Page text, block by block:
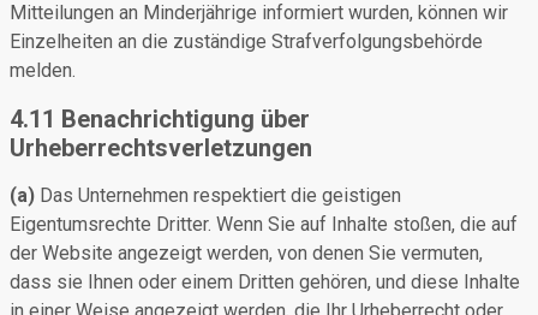
Mitteilungen an Minderjährige informiert wurden, können wir
Einzelheiten an die zuständige Strafverfolgungsbehörde
melden.
4.11 Benachrichtigung über
Urheberrechtsverletzungen
(a) Das Unternehmen respektiert die geistigen
Eigentumsrechte Dritter. Wenn Sie auf Inhalte stoßen, die auf
der Website angezeigt werden, von denen Sie vermuten,
dass sie Ihnen oder einem Dritten gehören, und diese Inhalte